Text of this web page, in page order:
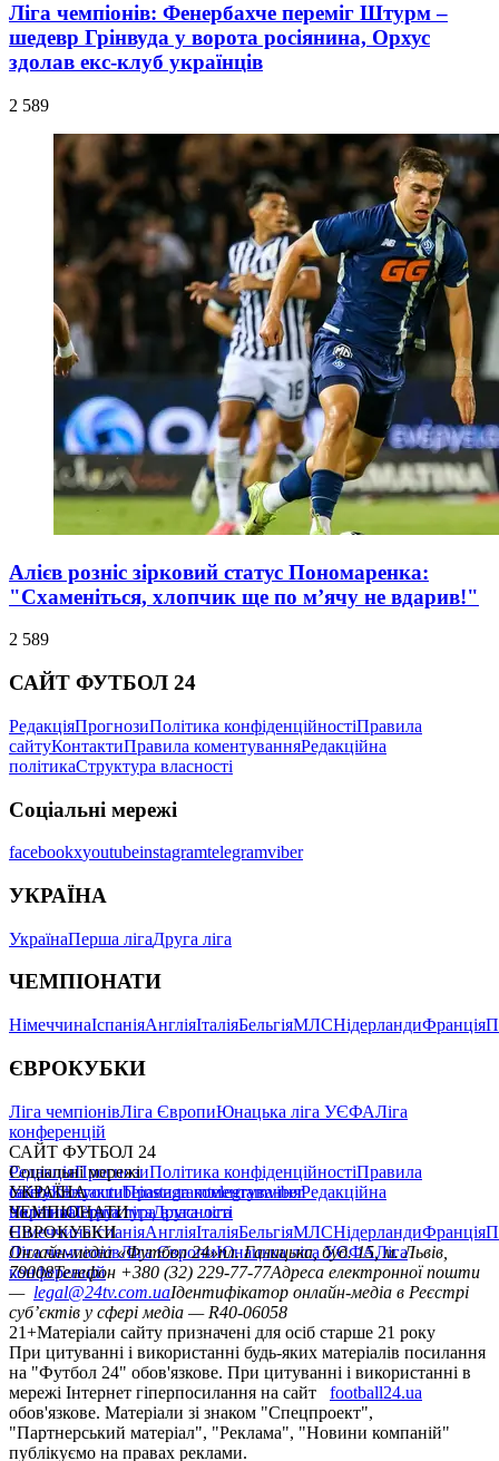
Ліга чемпіонів: Фенербахче переміг Штурм –
шедевр Грінвуда у ворота росіянина, Орхус
здолав екс-клуб українців
2 589
Алієв розніс зірковий статус Пономаренка:
"Схаменіться, хлопчик ще по м’ячу не вдарив!"
2 589
САЙТ ФУТБОЛ 24
РедакціяПрогнозиПолітика конфіденційностіПравила
сайтуКонтактиПравила коментуванняРедакційна
політикаСтруктура власності
Соціальні мережі
facebookxyoutubeinstagramtelegramviber
УКРАЇНА
УкраїнаПерша лігаДруга ліга
ЧЕМПІОНАТИ
НімеччинаІспаніяАнгліяІталіяБельгіяМЛСНідерландиФранція
ЄВРОКУБКИ
Ліга чемпіонівЛіга ЄвропиЮнацька ліга УЄФАЛіга
конференцій
САЙТ ФУТБОЛ 24
РедакціяПрогнозиПолітика конфіденційностіПравила
сайтуКонтактиПравила коментуванняРедакційна
політикаСтруктура власності
Соціальні мережі
facebookxyoutubeinstagramtelegramviber
УКРАЇНА
УкраїнаПерша лігаДруга ліга
ЧЕМПІОНАТИ
НімеччинаІспаніяАнгліяІталіяБельгіяМЛСНідерландиФранція
ЄВРОКУБКИ
Ліга чемпіонівЛіга ЄвропиЮнацька ліга УЄФАЛіга
конференцій
Онлайн-медіа «Футбол 24»пл. Галицька, буд. 15, м. Львів,
79008Телефон +380 (32) 229-77-77Адреса електронної пошти
— legal@24tv.com.uaІдентифікатор онлайн-медіа в Реєстрі
суб’єктів у сфері медіа — R40-06058
21+Матеріали сайту призначені для осіб старше 21 року
При цитуванні і використанні будь-яких матеріалів посилання
на "Футбол 24" обов'язкове. При цитуванні і використанні в
мережі Інтернет гіперпосилання на сайт
football24.ua
обов'язкове. Матеріали зі знаком "Спецпроект",
"Партнерський матеріал", "Реклама", "Новини компаній"
публікуємо на правах реклами.